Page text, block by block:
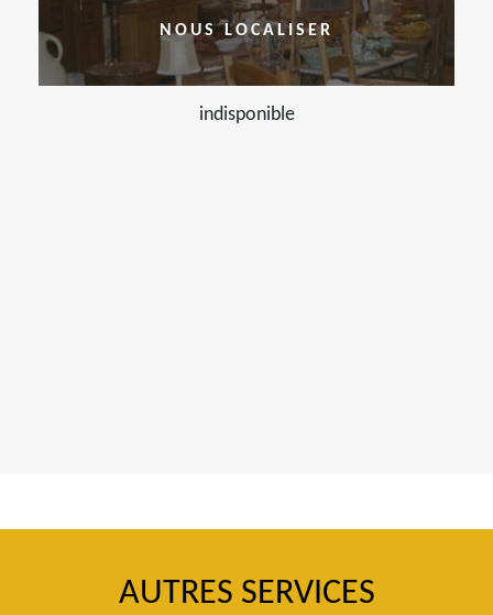
NOUS LOCALISER
indisponible
AUTRES SERVICES